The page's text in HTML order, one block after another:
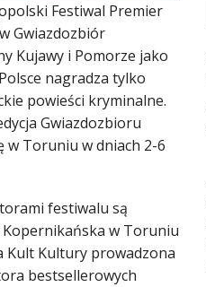
Festiwal Premier
Gwiazdozbiór
Kujawy i Pomorze jako
nagradza tylko
powieści kryminalne.
Gwiazdozbioru
w Toruniu w dniach 2-6
festiwalu są
Kopernikańska w Toruniu
Kult Kultury prowadzona
bestsellerowych